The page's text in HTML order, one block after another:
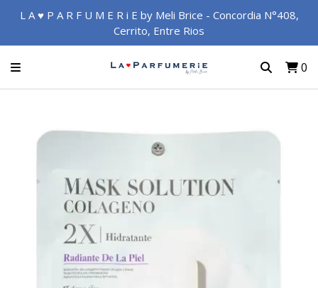
L A ♥ P A R F U M E R i E by Meli Brice - Concordia N°408,
Cerrito, Entre Rios
0